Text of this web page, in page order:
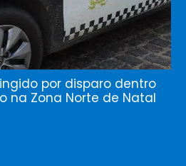
por disparo dentro
na Zona Norte de Natal